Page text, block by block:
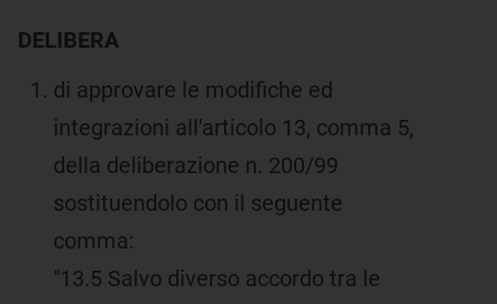
DELIBERA
di approvare le modifiche ed
integrazioni all'articolo 13, comma 5,
della deliberazione n. 200/99
sostituendolo con il seguente
comma:
"13.5 Salvo diverso accordo tra le